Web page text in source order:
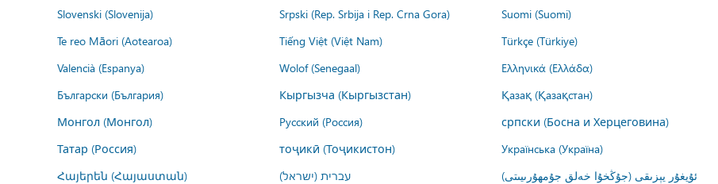
Slovenski (Slovenija)
Srpski (Rep. Srbija i Rep. Crna Gora) Suomi (Suomi)
Te reo Māori (Aotearoa)
Tiếng Việt (Việt Nam) Türkçe (Türkiye)
Valencià (Espanya)
Wolof (Senegaal) Ελληνικά (Ελλάδα)
Български (България)
Кыргызча (Кыргызстан) Қазақ (Қазақстан)
Монгол (Монгол)
Русский (Россия) српски (Босна и Херцеговина)
Татар (Россия)
тоҷикӣ (Тоҷикистон) Українська (Україна)
Հայերեն (Հայաստան)
עברית (ישראל) ئۇيغۇر يېزىقى (جۇڭخۇا خەلق جۇمھۇرىيىتى)